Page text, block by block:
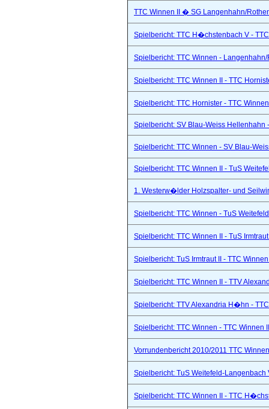
TTC Winnen II � SG Langenhahn/
Spielbericht: TTC H�chstenbach V -
Spielbericht: TTC Winnen -
Spielbericht: TTC Winnen II - TTC
Spielbericht: TTC Hornister - TTC
Spielbericht: SV Blau-Weiss Hellenhahn
Spielbericht: TTC Winnen - SV Blau-
Spielbericht: TTC Winnen II - TuS
1. Westerw�lder Holzspalter- und
Spielbericht: TTC Winnen - TuS
Spielbericht: TTC Winnen II - TuS
Spielbericht: TuS Irmtraut II - TTC
Spielbericht: TTC Winnen II - TTV
Spielbericht: TTV Alexandria H�hn -
Spielbericht: TTC Winnen - TTC Winnen
Vorrundenbericht 2010/2011 TTC
Spielbericht: TuS Weitefeld-
Spielbericht: TTC Winnen II - TTC